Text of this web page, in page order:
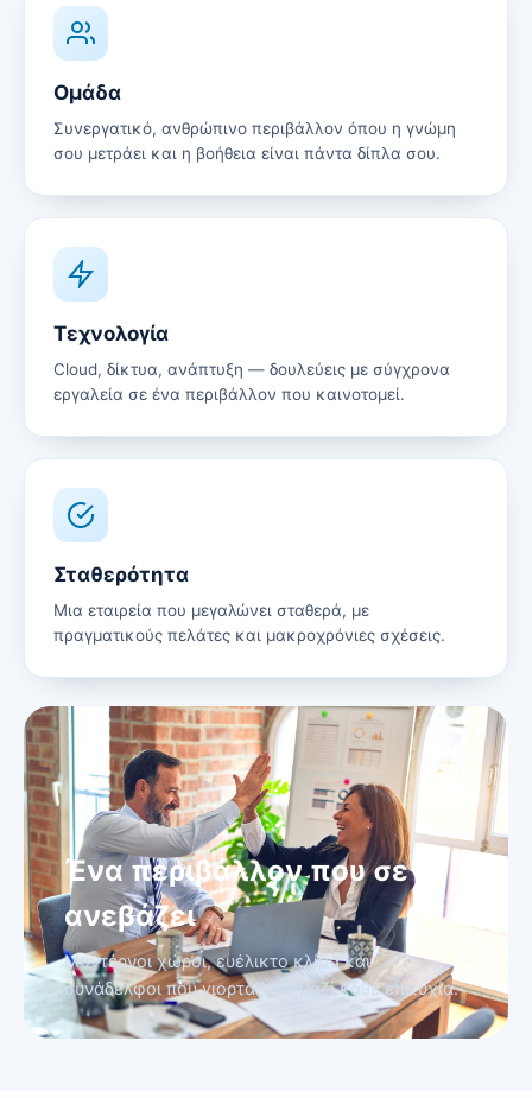
Ομάδα
Συνεργατικό, ανθρώπινο περιβάλλον όπου η γνώμη
σου μετράει και η βοήθεια είναι πάντα δίπλα σου.
Τεχνολογία
Cloud, δίκτυα, ανάπτυξη — δουλεύεις με σύγχρονα
εργαλεία σε ένα περιβάλλον που καινοτομεί.
Σταθερότητα
Μια εταιρεία που μεγαλώνει σταθερά, με
πραγματικούς πελάτες και μακροχρόνιες σχέσεις.
Ένα περιβάλλον που σε
ανεβάζει
Μοντέρνοι χώροι, ευέλικτο κλίμα και
συνάδελφοι που γιορτάζουν μαζί κάθε επιτυχία.